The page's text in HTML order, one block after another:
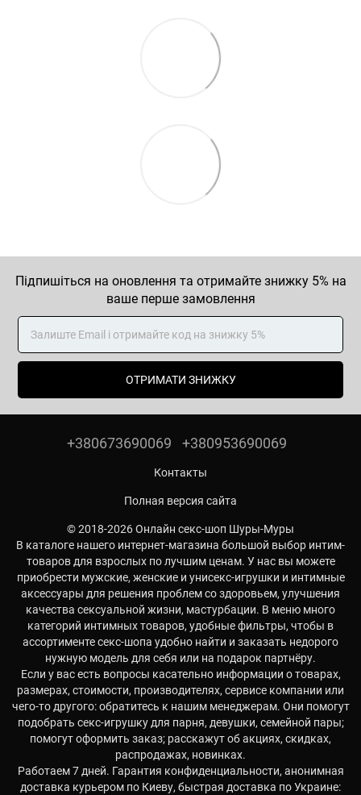
Підпишіться на оновлення та отримайте знижку 5% на
ваше перше замовлення
ОТРИМАТИ ЗНИЖКУ
+380673690069 +380953690069
Контакты
Полная версия сайта
© 2018-2026 Онлайн секс-шоп Шуры-Муры
В каталоге нашего интернет-магазина большой выбор интим-
товаров для взрослых по лучшим ценам. У нас вы можете
приобрести мужские, женские и унисекс-игрушки и интимные
аксессуары для решения проблем со здоровьем, улучшения
качества сексуальной жизни, мастурбации. В меню много
категорий интимных товаров, удобные фильтры, чтобы в
ассортименте секс-шопа удобно найти и заказать недорого
нужную модель для себя или на подарок партнёру.
Если у вас есть вопросы касательно информации о товарах,
размерах, стоимости, производителях, сервисе компании или
чего-то другого: обратитесь к нашим менеджерам. Они помогут
подобрать секс-игрушку для парня, девушки, семейной пары;
помогут оформить заказ; расскажут об акциях, скидках,
распродажах, новинках.
Работаем 7 дней. Гарантия конфиденциальности, анонимная
доставка курьером по Киеву, быстрая доставка по Украине: